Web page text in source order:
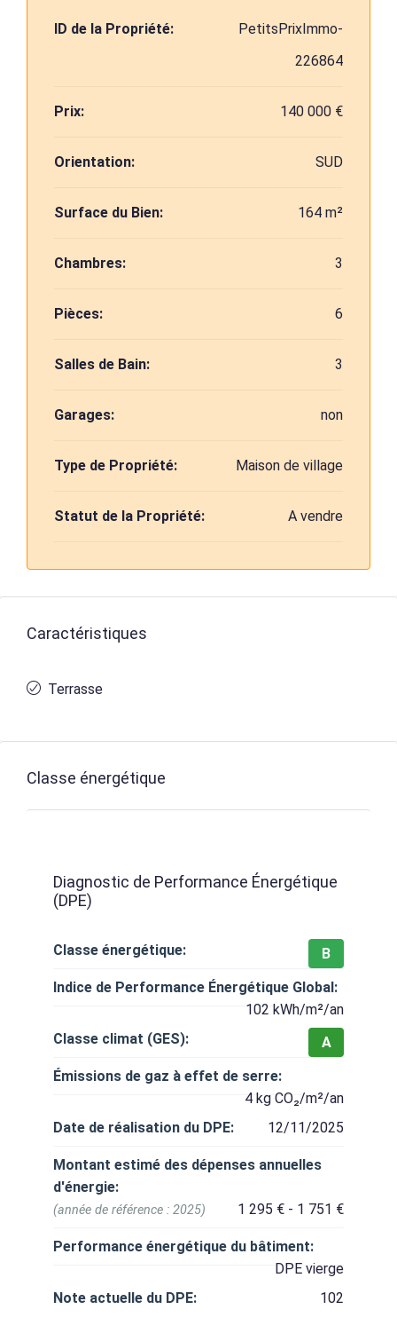
ID de la Propriété:
PetitsPrixImmo-
226864
Prix: 140 000 €
Orientation: SUD
Surface du Bien: 164 m²
Chambres: 3
Pièces: 6
Salles de Bain: 3
Garages: non
Type de Propriété: Maison de village
Statut de la Propriété: A vendre
Caractéristiques
Terrasse
Classe énergétique
Diagnostic de Performance Énergétique
(DPE)
Classe énergétique:
B
Indice de Performance Énergétique Global:
102 kWh/m²/an
Classe climat (GES):
A
Émissions de gaz à effet de serre:
4 kg CO₂/m²/an
Date de réalisation du DPE:
12/11/2025
Montant estimé des dépenses annuelles
d'énergie:
1 295 € - 1 751 €
(année de référence : 2025)
Performance énergétique du bâtiment:
DPE vierge
Note actuelle du DPE:
102